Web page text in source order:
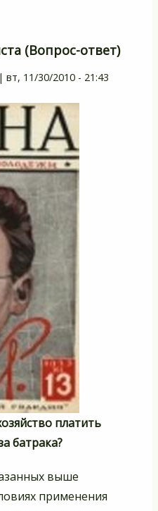
(Вопрос-ответ)
| вт, 11/30/2010 - 21:43
платить
батрака?
выше
применения